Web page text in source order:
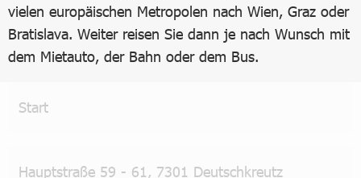
vielen europäischen Metropolen nach Wien, Graz oder
Bratislava. Weiter reisen Sie dann je nach Wunsch mit
dem Mietauto, der Bahn oder dem Bus.